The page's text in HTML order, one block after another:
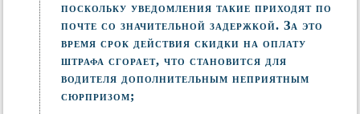
поскольку уведомления такие приходят по
почте со значительной задержкой. За это
время срок действия скидки на оплату
штрафа сгорает, что становится для
водителя дополнительным неприятным
сюрпризом;